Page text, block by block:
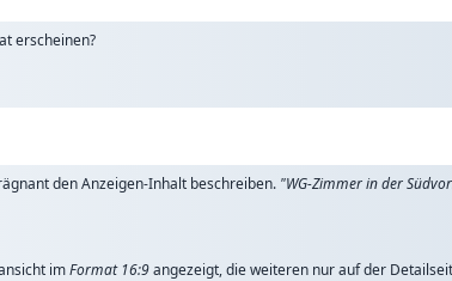
erscheinen?
den Anzeigen-Inhalt beschreiben. "WG-Zimmer in der
imFormat 16:9angezeigt, die weiteren nur auf der